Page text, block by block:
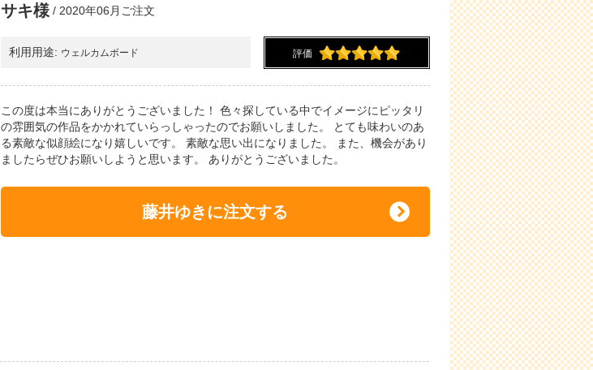
サキ様 / 2020年06月ご注文
利用用途: ウェルカムボード 評価
この度は本当にありがとうございました！ 色々探している中でイメージにピッタリ
の雰囲気の作品をかかれていらっしゃったのでお願いしました。 とても味わいのあ
る素敵な似顔絵になり嬉しいです。 素敵な思い出になりました。 また、機会があり
ましたらぜひお願いしようと思います。 ありがとうございました。
藤井ゆきに注文する